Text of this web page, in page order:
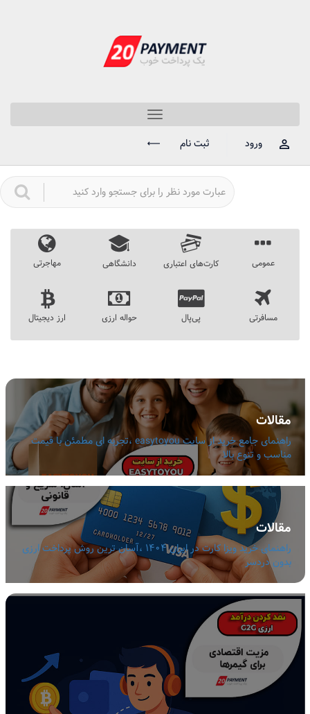
Toggle
navigation
ورود
ثبت نام
عمومی کارت‌های اعتباری دانشگاهی مهاجرتی
مسافرتی پی‌پال حواله ارزی ارز دیجیتال
مقالات
راهنمای جامع خرید از سایت easytoyou ،تجربه ای مطمئن با قیمت
مناسب و تنوع بالا
مقالات
راهنمای خرید ویزا کارت در ایران 1404 ،آسان ترین روش پرداخت ارزی
بدون دردسر